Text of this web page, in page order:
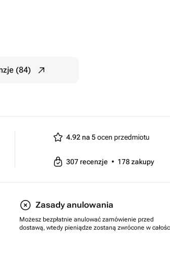
(84)
4.92 na 5ocen przedmiotu
307 recenzje • 178zakupy
Zasady anulowania
Możesz bezpłatnie anulować zamówienie przed
dostawą, wtedy pieniądze zostaną zwrócone w